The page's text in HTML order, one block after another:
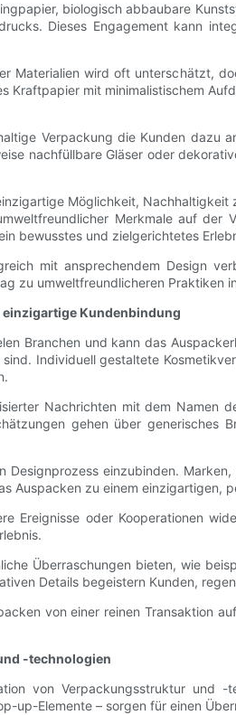
biologisch abbaubare
Dieses Engagement kann
Materialien wird oft unterschätzt,
Kraftpapier mit minimalistischem
Verpackung die Kunden dazu
nachfüllbare Gläser oder
Möglichkeit,
Merkmale auf
bewusstes und zielgerichtetes
mit ansprechendem Design
zu umweltfreundlicheren Praktiken
Kundenbindung
Branchen und kann das
Individuell gestaltete
Nachrichten mit dem Namen
gehen über
Designprozess einzubinden.
Auspacken zu einem einzigartigen,
Ereignisse oder Kooperationen
Überraschungen bieten, wie
Details begeistern Kunden,
von einer reinen Transaktion
-technologien
von Verpackungsstruktur und -
up-Elemente – sorgen für einen